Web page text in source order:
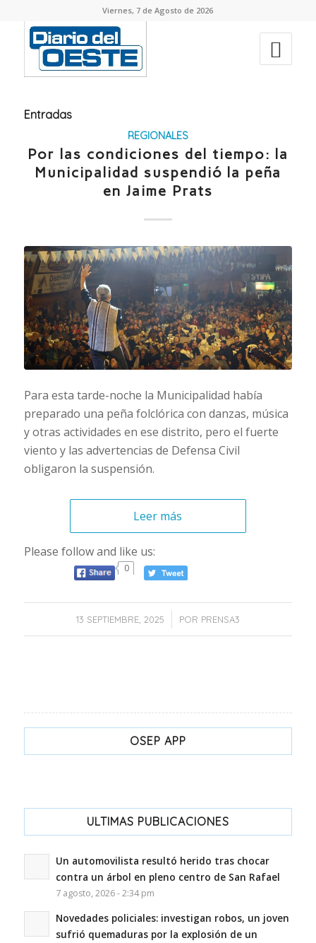
Viernes, 7 de Agosto de 2026
Entradas
REGIONALES
Por las condiciones del tiempo: la
Municipalidad suspendió la peña
en Jaime Prats
Para esta tarde-noche la Municipalidad había
preparado una peña folclórica con danzas, música
y otras actividades en ese distrito, pero el fuerte
viento y las advertencias de Defensa Civil
obligaron la suspensión.
Leer más
Please follow and like us:
0
13 SEPTIEMBRE, 2025
/ POR PRENSA3
OSEP APP
ULTIMAS PUBLICACIONES
Un automovilista resultó herido tras chocar
contra un árbol en pleno centro de San Rafael
7 agosto, 2026 - 2:34 pm
Novedades policiales: investigan robos, un joven
sufrió quemaduras por la explosión de un